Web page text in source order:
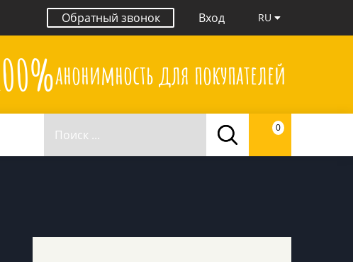
Обратный звонок Вход RU
анонимность для покупателей
0